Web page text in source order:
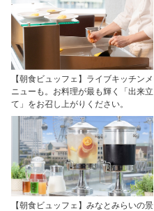
【朝食ビュッフェ】ライブキッチンメ
ニューも。お料理が最も輝く「出来立
て」をお召し上がりください。
【朝食ビュッフェ】みなとみらいの景